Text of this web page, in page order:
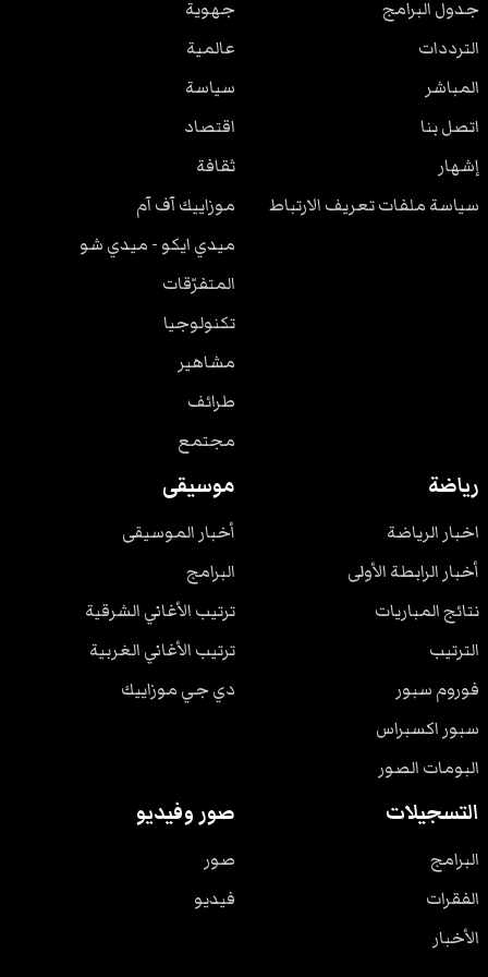
جدول البرامج
الترددات
المباشر
اتصل بنا
إشهار
سياسة ملفات تعريف الارتباط
جهوية
عالمية
سياسة
اقتصاد
ثقافة
موزاييك آف آم
ميدي ايكو - ميدي شو
المتفرّقات
تكنولوجيا
مشاهير
طرائف
مجتمع
رياضة
اخبار الرياضة
أخبار الرابطة الأولى
نتائج المباريات
الترتيب
فوروم سبور
سبور اكسبراس
البومات الصور
موسيقى
أخبار الموسيقى
البرامج
ترتيب الأغاني الشرقية
ترتيب الأغاني الغربية
دي جي موزاييك
التسجيلات
البرامج
الفقرات
الأخبار
صور وفيديو
صور
فيديو